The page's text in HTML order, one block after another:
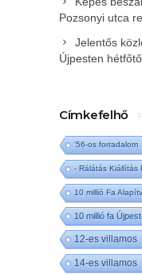
Pozsonyi utca
Jelentős
Újpesten
Címkefelhő
'56-os forradalom
- Rálátás Kiállítás
10 millió Fa
10 millió fa
12-es villamos
14-es villamos